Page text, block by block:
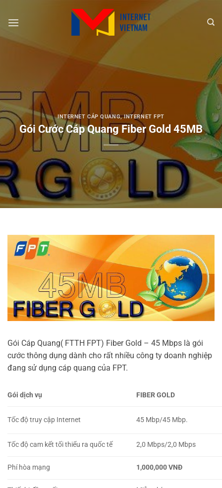
đến
dung
INTERNET CÁP QUANG,INTERNET FPT
Gói Cước Cáp Quang Fiber Gold 45MB
Gói Cáp Quang( FTTH FPT) Fiber Gold – 45 Mbps là gói
cước thông dụng dành cho rất nhiều công ty doanh nghiệp
đang sử dụng cáp quang của FPT.
Gói dịch vụ FIBER GOLD
Tốc độ truy cập Internet 45 Mbp/45 Mbp.
Tốc độ cam kết tối thiểu ra quốc tế 2,0 Mbps/2,0 Mbps
Phí hòa mạng 1,000,000 VNĐ